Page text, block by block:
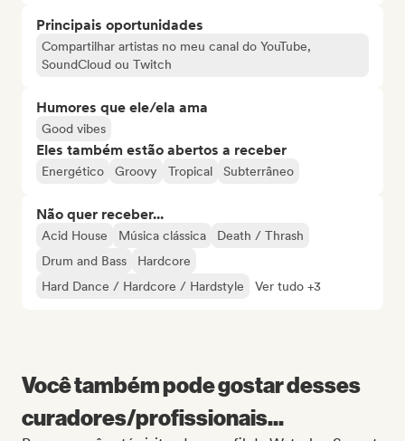
Principais oportunidades
Compartilhar artistas no meu canal do YouTube,
SoundCloud ou Twitch
Humores que ele/ela ama
Good vibes
Eles também estão abertos a receber
Energético Groovy Tropical Subterrâneo
Não quer receber...
Acid House Música clássica
Death / Thrash
Drum and Bass
Hardcore
Hard Dance / Hardcore / Hardstyle
Ver tudo +3
Você também pode gostar desses
curadores/profissionais...